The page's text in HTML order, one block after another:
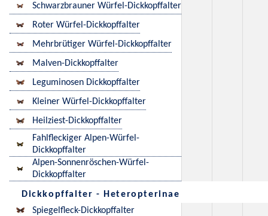
Schwarzbrauner Würfel-Dickkopffalter
Roter Würfel-Dickkopffalter
Mehrbrütiger Würfel-Dickkopffalter
Malven-Dickkopffalter
Leguminosen Dickkopffalter
Kleiner Würfel-Dickkopffalter
Heilziest-Dickkopffalter
Fahlfleckiger Alpen-Würfel-
Dickkopffalter
Alpen-Sonnenröschen-Würfel-
Dickkopffalter
Dickkopffalter - Heteropterinae
Spiegelfleck-Dickkopffalter